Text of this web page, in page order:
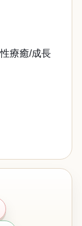
療癒/成長